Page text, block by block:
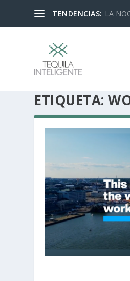
TENDENCIAS: LA
ETIQUETA: